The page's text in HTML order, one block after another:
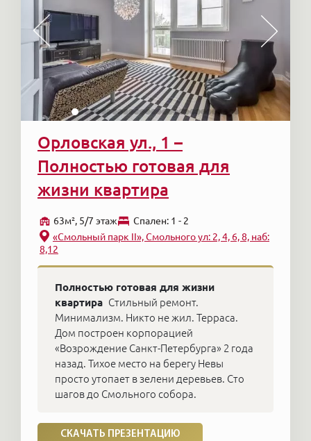
Орловская ул., 1 –
Полностью готовая для
жизни квартира
63м², 5/7 этаж
Cпален: 1 - 2
«Смольный парк II», Смольного ул: 2, 4, 6, 8, наб:
8,12
Полностью готовая для жизни
квартира Стильный ремонт.
Минимализм. Никто не жил. Терраса.
Дом построен корпорацией
«Возрождение Санкт-Петербурга» 2 года
назад. Тихое место на берегу Невы
просто утопает в зелени деревьев. Сто
шагов до Смольного собора.
СКАЧАТЬ ПРЕЗЕНТАЦИЮ